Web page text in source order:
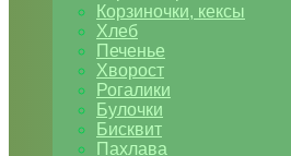
Корзиночки, кексы
Хлеб
Печенье
Хворост
Рогалики
Булочки
Бисквит
Пахлава